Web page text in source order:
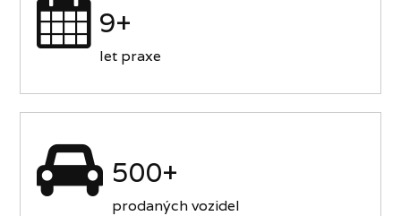
9+
let praxe
500+
prodaných vozidel